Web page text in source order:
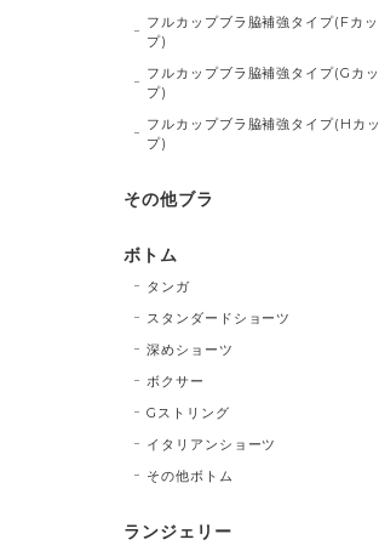
フルカップブラ脇補強タイプ(Fカッ
プ)
フルカップブラ脇補強タイプ(Gカッ
プ)
フルカップブラ脇補強タイプ(Hカッ
プ)
その他ブラ
ボトム
タンガ
スタンダードショーツ
深めショーツ
ボクサー
Gストリング
イタリアンショーツ
その他ボトム
ランジェリー